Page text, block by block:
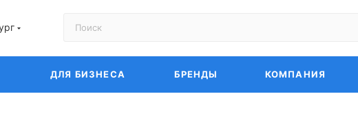
ДЛЯ БИЗНЕСА БРЕНДЫ КОМПАНИЯ